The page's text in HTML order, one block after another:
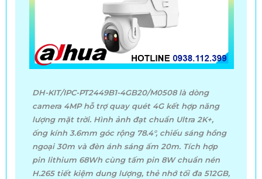
DH-KIT/IPC-PT2449B1-4GB20/M0508 là dòng
camera 4MP hỗ trợ quay quét 4G kết hợp năng
lượng mặt trời. Hình ảnh đạt chuẩn Ultra 2K+,
ống kính 3.6mm góc rộng 78.4°, chiếu sáng hồng
ngoại 30m và đèn ánh sáng ấm 20m. Tích hợp
pin lithium 68Wh cùng tấm pin 8W chuẩn nén
H.265 tiết kiệm dung lượng, thẻ nhớ tối đa 512GB,